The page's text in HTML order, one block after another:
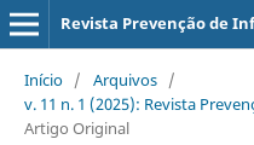
Revista Prevenção de
Início / Arquivos /
v. 11 n. 1 (2025): Revista
Artigo Original